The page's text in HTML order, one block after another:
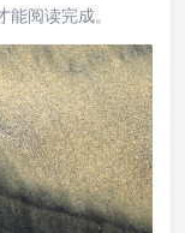
阅读完成。